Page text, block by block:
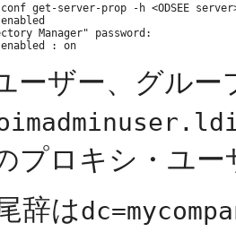
get-server-prop -h <ODSEE
Manager" password:
ーザー、グル
プロキシ・ユ
辞は